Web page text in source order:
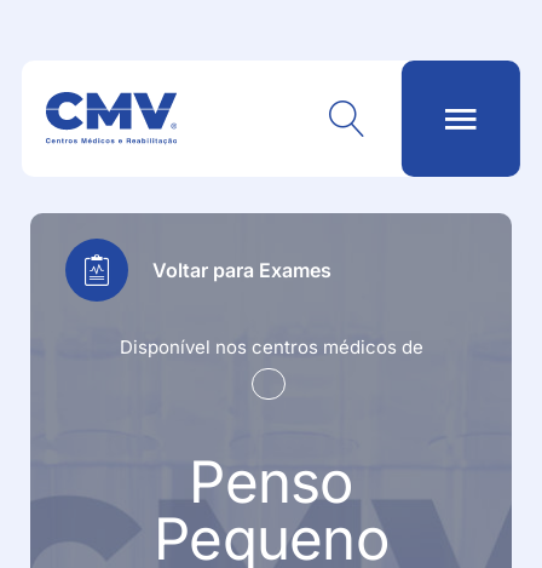
Voltar para Exames
Disponível nos centros médicos de
Penso
Pequeno